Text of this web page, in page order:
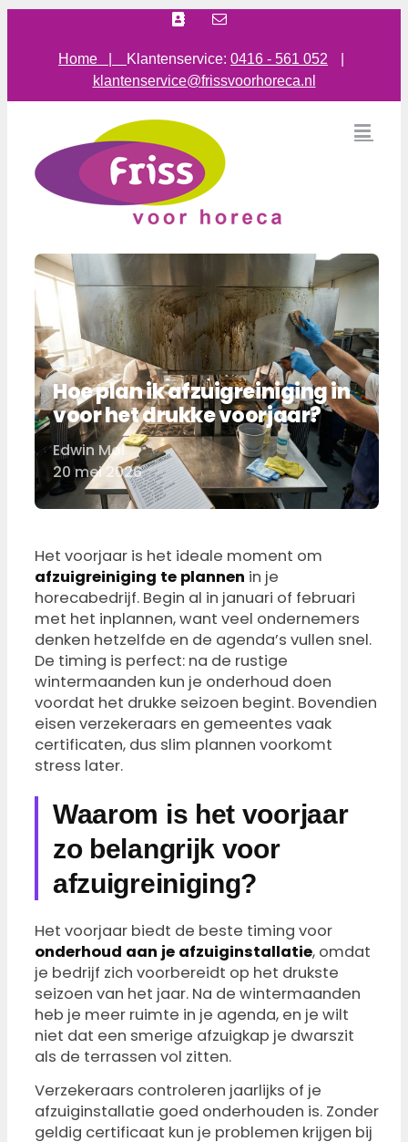
Facebook
E-
Home | Klantenservice: 0416 - 561 052
klantenservice@frissvoorhoreca.nl
Hoe plan ik afzuigreiniging in
voor het drukke voorjaar?
Door
Edwin Mol
20 mei 2026
Het voorjaar is het ideale moment om
afzuigreiniging te plannen in je
horecabedrijf. Begin al in januari of februari
met het inplannen, want veel ondernemers
denken hetzelfde en de agenda’s vullen snel.
De timing is perfect: na de rustige
wintermaanden kun je onderhoud doen
voordat het drukke seizoen begint. Bovendien
eisen verzekeraars en gemeentes vaak
certificaten, dus slim plannen voorkomt
stress later.
Waarom is het voorjaar
zo belangrijk voor
afzuigreiniging?
Het voorjaar biedt de beste timing voor
onderhoud aan je afzuiginstallatie, omdat
je bedrijf zich voorbereidt op het drukste
seizoen van het jaar. Na de wintermaanden
heb je meer ruimte in je agenda, en je wilt
niet dat een smerige afzuigkap je dwarszit
als de terrassen vol zitten.
Verzekeraars controleren jaarlijks of je
afzuiginstallatie goed onderhouden is. Zonder
geldig certificaat kun je problemen krijgen bij